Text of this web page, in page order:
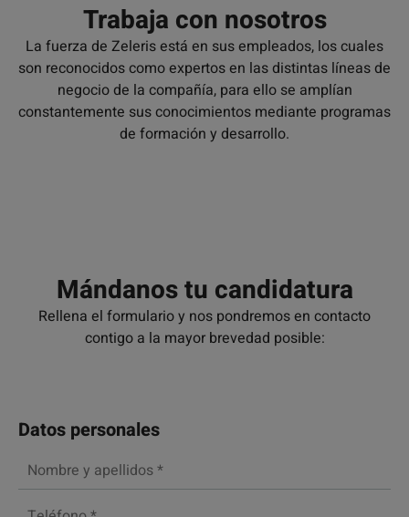
Trabaja con nosotros
La fuerza de Zeleris está en sus empleados, los cuales
son reconocidos como expertos en las distintas líneas de
negocio de la compañía, para ello se amplían
constantemente sus conocimientos mediante programas
de formación y desarrollo.
Mándanos tu candidatura
Rellena el formulario y nos pondremos en contacto
contigo a la mayor brevedad posible:
Datos personales